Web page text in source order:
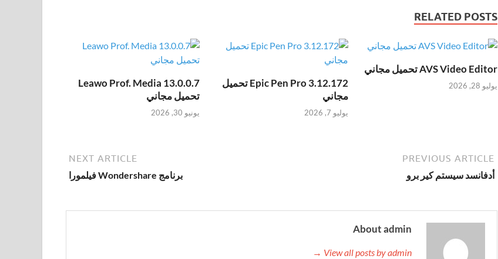
RELATED POSTS
AVS Video Editor تحميل مجاني
يوليو 28, 2026
Epic Pen Pro 3.12.172 تحميل
مجاني
يوليو 7, 2026
Leawo Prof. Media 13.0.0.7
تحميل مجاني
يونيو 30, 2026
PREVIOUS ARTICLE
أدفانسد سيستم كير برو
NEXT ARTICLE
برنامج Wondershare فيلمورا
About admin
View all posts by admin →